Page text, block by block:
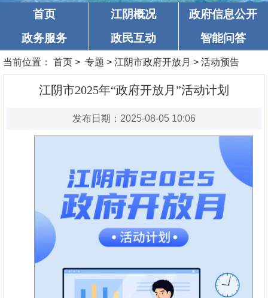
首页 江阴概况
政府信息公开
政务服务
政民互动 智能问答
当前位置： 首页 > 专题 > 江阴市政府开放月 > 活动预告
江阴市2025年“政府开放月”活动计划
发布日期：2025-08-05 10:06